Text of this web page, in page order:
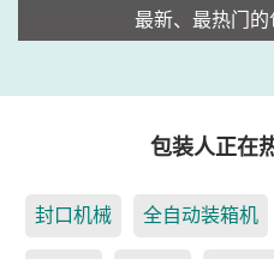
最新、最热门
包装人正在
封口机械 全自动装箱机